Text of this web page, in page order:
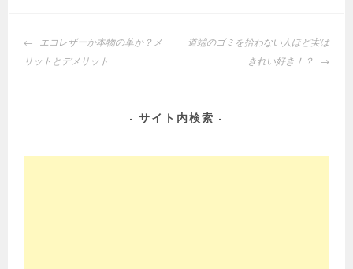
投
稿
シ
エコレザーか本物の革か？メ
リットとデメリット
道端のゴミを拾わない人ほど実は
きれい好き！？
サイト内検索